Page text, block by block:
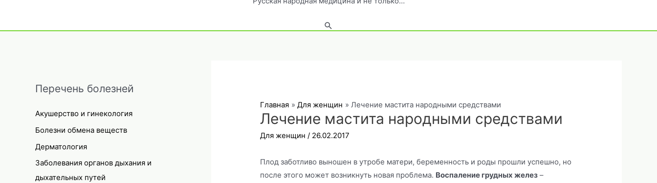
Поиск
Перечень болезней
Акушерство и гинекология
Болезни обмена веществ
Дерматология
Заболевания органов дыхания и
дыхательных путей
Главная Для женщин Лечение мастита народными средствами
Лечение мастита народными средствами
Для женщин / 26.02.2017
Плод заботливо выношен в утробе матери, беременность и роды прошли успешно, но
после этого может возникнуть новая проблема. Воспаление грудных желез –